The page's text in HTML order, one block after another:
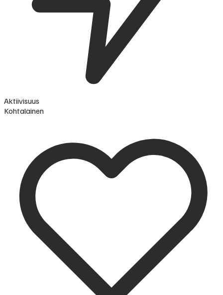
Aktiivisuus
Kohtalainen